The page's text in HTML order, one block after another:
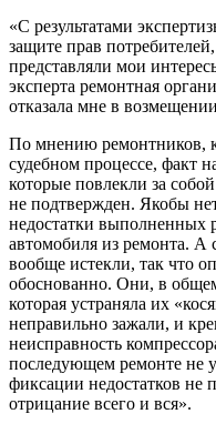
«С результатами
защите прав
представляли мои
эксперта ремонтная
отказала мне в возмещении
По мнению ремонтников,
судебном процессе, факт
которые повлекли за
не подтвержден. Якобы
недостатки выполненных
автомобиля из ремонта. А
вообще истекли, так что
обоснованно. Они, в
которая устраняла их
неправильно зажали, и
неисправность
последующем ремонте не
фиксации недостатков не
отрицание всего и вся».